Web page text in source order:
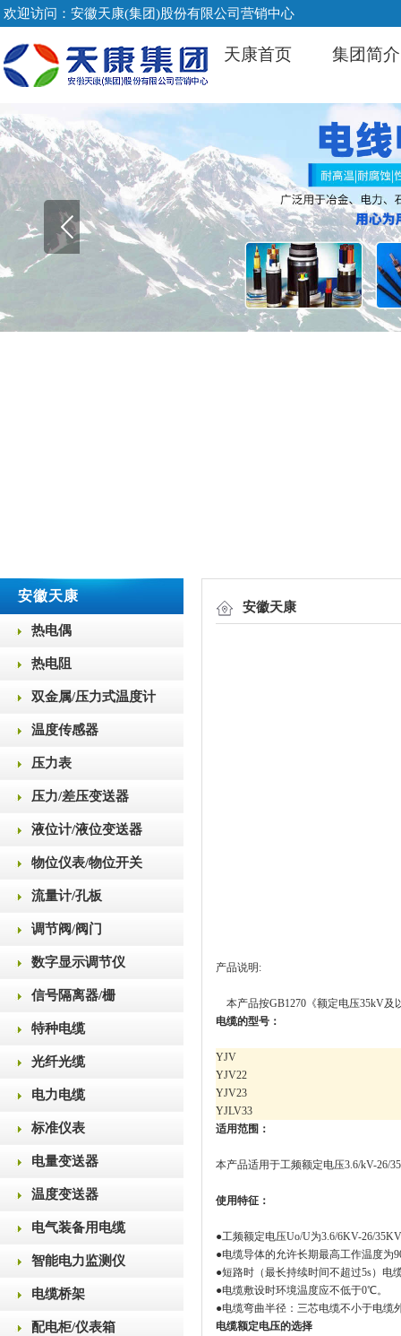
欢迎访问：安徽天康(集团)股份有限公司营销中心
天康首页 集团简介
安徽天康
热电偶
热电阻
双金属/压力式温度计
温度传感器
压力表
压力/差压变送器
液位计/液位变送器
物位仪表/物位开关
流量计/孔板
调节阀/阀门
数字显示调节仪
信号隔离器/栅
特种电缆
光纤光缆
电力电缆
标准仪表
电量变送器
温度变送器
电气装备用电缆
智能电力监测仪
电缆桥架
配电柜/仪表箱
安徽天康
产品说明:
本产品按GB1270《额定电压35kV及
电缆的型号：
YJV
YJV22
YJV23
YJLV33
适用范围：
本产品适用于工频额定电压3.6/kV-26/
使用特征：
●工频额定电压Uo/U为3.6/6KV-26/
●电缆导体的允许长期最高工作温度为
●短路时（最长持续时间不超过5s）电
●电缆敷设时环境温度应不低于0℃。
●电缆弯曲半径：三芯电缆不小于电缆
电缆额定电压的选择